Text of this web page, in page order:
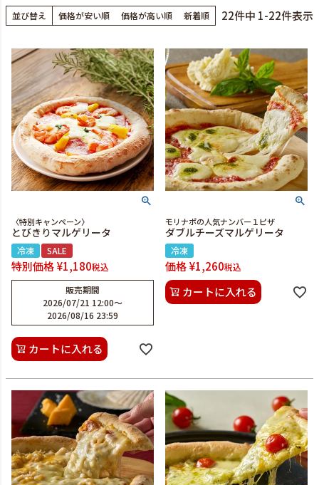
並び替え 価格が安い順 価格が高い順 新着順 22件中 1-22件表示
〈特別キャンペーン〉
とびきりマルゲリータ
冷凍 SALE
特別価格¥1,180税込
販売期間
2026/07/21 12:00〜
2026/08/16 23:59
カートに入れる
モリナポの人気ナンバー１ピザ
ダブルチーズマルゲリータ
冷凍
価格¥1,260税込
カートに入れる